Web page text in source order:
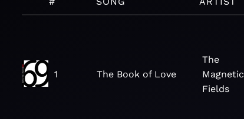
1 The Book of Love
The
Magnetic
Fields